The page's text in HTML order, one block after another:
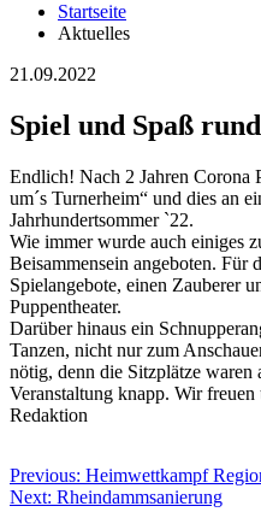
Startseite
Aktuelles
21.09.2022
Spiel und Spaß
Endlich! Nach 2 Jahren Corona
um´s Turnerheim“ und dies an
Jahrhundertsommer `22.
Wie immer wurde auch einiges
Beisammensein angeboten. Für
Spielangebote, einen Zauberer
Puppentheater.
Darüber hinaus ein
Tanzen, nicht nur zum
nötig, denn die Sitzplätze waren
Veranstaltung knapp. Wir freuen
Redaktion
Beitragsnavigation
Previous: Heimwettkampf
Next: Rheindammsanierung